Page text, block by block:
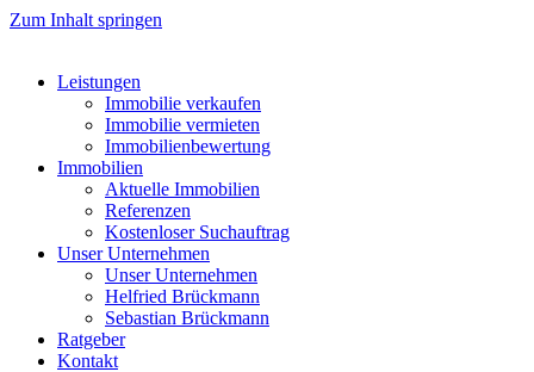
Zum Inhalt springen
Leistungen
Immobilie verkaufen
Immobilie vermieten
Immobilienbewertung
Immobilien
Aktuelle Immobilien
Referenzen
Kostenloser Suchauftrag
Unser Unternehmen
Unser Unternehmen
Helfried Brückmann
Sebastian Brückmann
Ratgeber
Kontakt